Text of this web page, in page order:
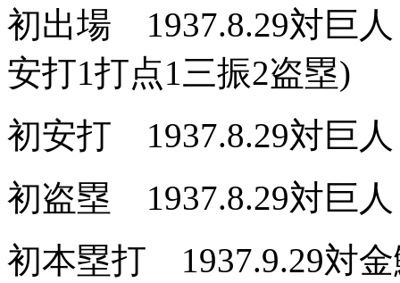
初出場 1937.8.29対巨
安打1打点1三振2盗塁)
初安打 1937.8.29対巨
初盗塁 1937.8.29対巨人
初本塁打 1937.9.29対